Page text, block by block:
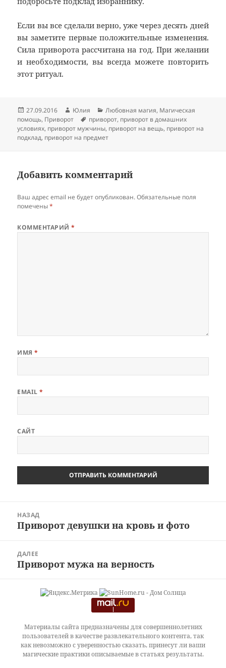
Если вы все сделали верно, уже через десять дней
вы заметите первые положительные изменения.
Сила приворота рассчитана на год. При желании
и необходимости, вы всегда можете повторить
этот ритуал.
Опубликовано
27.09.2016 Автор
Юлия Рубрики
Любовная магия, Магическая
помощь, Приворот Метки
приворот, приворот в домашних
условиях, приворот мужчины, приворот на вещь, приворот на
подклад, приворот на предмет
Добавить комментарий
Ваш адрес email не будет опубликован. Обязательные поля
помечены*
КОММЕНТАРИЙ*
ИМЯ*
EMAIL*
САЙТ
записям
НАЗАД
Предыдущая
Приворот девушки на кровь и фото
ДАЛЕЕ
Следующая
Приворот мужа на верность
Материалы сайта предназначены для совершеннолетних
пользователей в качестве развлекательного контента, так
как невозможно с уверенностью сказать, принесут ли ваши
магические практики описываемые в статьях результаты.